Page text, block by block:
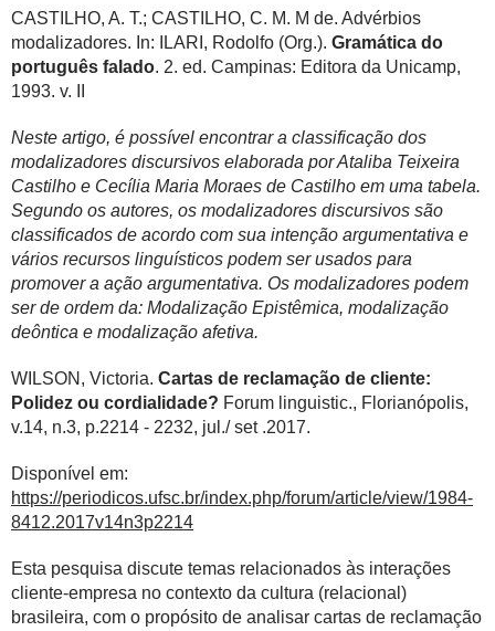
CASTILHO, A. T.; CASTILHO, C. M. M de. Advérbios
modalizadores. In: ILARI, Rodolfo (Org.). Gramática do
português falado. 2. ed. Campinas: Editora da Unicamp,
1993. v. II
Neste artigo, é possível encontrar a classificação dos
modalizadores discursivos elaborada por Ataliba Teixeira
Castilho e Cecília Maria Moraes de Castilho em uma tabela.
Segundo os autores, os modalizadores discursivos são
classificados de acordo com sua intenção argumentativa e
vários recursos linguísticos podem ser usados para
promover a ação argumentativa. Os modalizadores podem
ser de ordem da: Modalização Epistêmica, modalização
deôntica e modalização afetiva.
WILSON, Victoria. Cartas de reclamação de cliente:
Polidez ou cordialidade? Forum linguistic., Florianópolis,
v.14, n.3, p.2214 - 2232, jul./ set .2017.
Disponível em:
https://periodicos.ufsc.br/index.php/forum/article/view/1984-
8412.2017v14n3p2214
Esta pesquisa discute temas relacionados às interações
cliente-empresa no contexto da cultura (relacional)
brasileira, com o propósito de analisar cartas de reclamação